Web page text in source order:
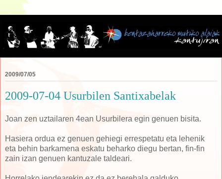
2009/07/05
2009-07-04 Usurbilen Santixabelak
Joan zen uztailaren 4ean Usurbilera egin genuen bisita.
Hasiera ordua ez genuen gehiegi errespetatu eta lehenik
eta behin barkamena eskatu beharko diegu bertan, fin-fin
zain izan genuen kantuzale taldeari.